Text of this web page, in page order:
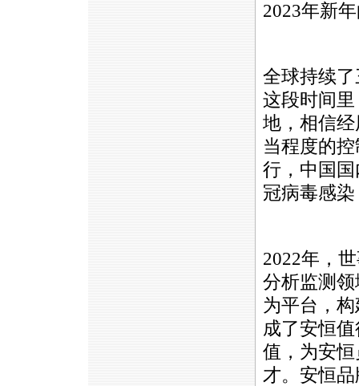
2023年新
全球持续
这段时间
地，相信
当程度的
行，中国
冠病毒感
2022年，
分析监测
为平台，
成了安恒
值，为安
才。安恒